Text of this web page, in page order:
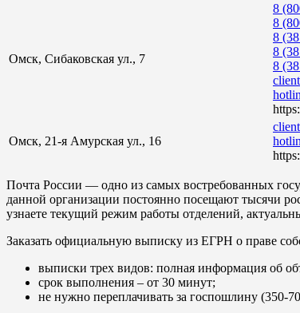
Омск, Сибаковская ул., 7
8
8
8
8
8
Омск, 21-я Амурская ул., 16
Почта России — одно из самых востребованных
данной организации постоянно посещают тысячи
узнаете текущий режим работы отделений,
Заказать официальную выписку из ЕГРН о праве
выписки трех видов: полная информация об
срок выполнения – от 30 минут;
не нужно переплачивать за госпошлину (350-